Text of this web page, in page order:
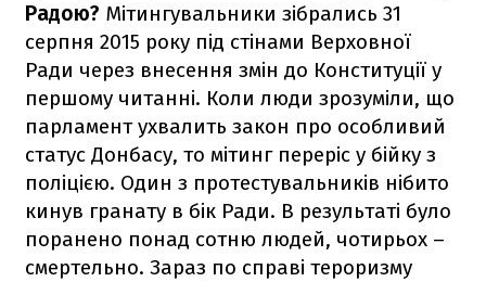
Радою? Мітингувальники зібрались 31
серпня 2015 року під стінами Верховної
Ради через внесення змін до Конституції у
першому читанні. Коли люди зрозуміли, що
парламент ухвалить закон про особливий
статус Донбасу, то мітинг переріс у бійку з
поліцією. Один з протестувальників нібито
кинув гранату в бік Ради. В результаті було
поранено понад сотню людей, чотирьох –
смертельно. Зараз по справі тероризму